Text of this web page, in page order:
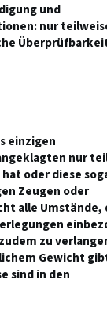
und
nur
einzigen
nur
oder diese
Zeugen oder
alle Umstände,
zu
Gewicht
sind in den